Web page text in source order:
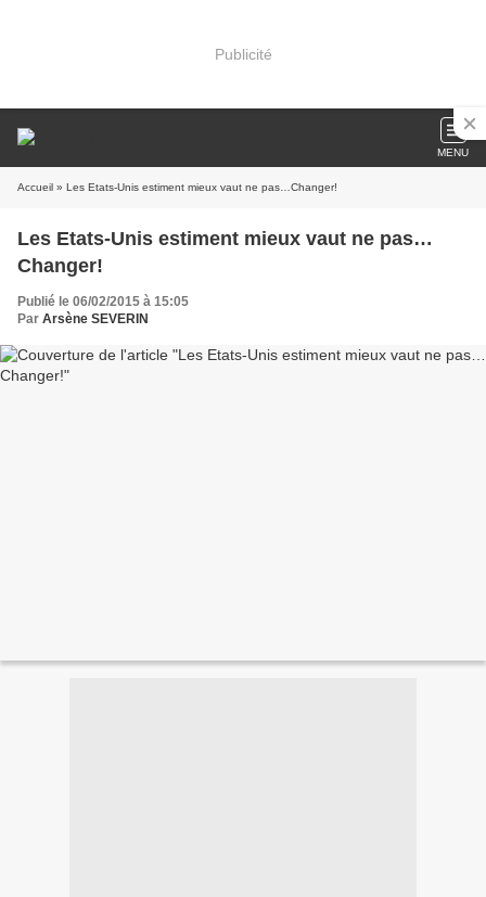
Publicité
MENU
Accueil » Les Etats-Unis estiment mieux vaut ne pas…Changer!
Les Etats-Unis estiment mieux vaut ne pas…
Changer!
Publié le 06/02/2015 à 15:05
Par Arsène SEVERIN